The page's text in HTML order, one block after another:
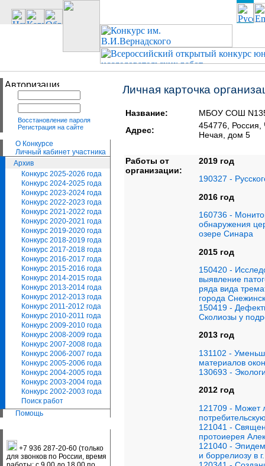
Восстановление пароля
Регистрация на сайте
О Конкурсе
Личный кабинет участника
Архив
Конкурс 2025-2026 года
Конкурс 2024-2025 года
Конкурс 2023-2024 года
Конкурс 2022-2023 года
Конкурс 2021-2022 года
Конкурс 2020-2021 года
Конкурс 2019-2020 года
Конкурс 2018-2019 года
Конкурс 2017-2018 года
Конкурс 2016-2017 года
Конкурс 2015-2016 года
Конкурс 2014-2015 года
Конкурс 2013-2014 года
Конкурс 2012-2013 года
Конкурс 2011-2012 года
Конкурс 2010-2011 года
Конкурс 2009-2010 года
Конкурс 2008-2009 года
Конкурс 2007-2008 года
Конкурс 2006-2007 года
Конкурс 2005-2006 года
Конкурс 2004-2005 года
Конкурс 2003-2004 года
Конкурс 2002-2003 года
Поиск работ
Помощь
+7 936 287-20-60 (только
для звонков по России, время
Личная карточка
Название:
МБОУ СОШ N135
Адрес:
454776,
Нечая, дом 5
Работы от
организации:
2019 год
190327 -
2016 год
160736 -
обнаружения
озере Синара
2015 год
150420 -
выявление
ряда вида
города
150419 -
Сколиозы у
2013 год
131102 -
материалов
130693 -
2012 год
121709 - Может
121041 -
протоиерея
121040 -
и боррелиозу в